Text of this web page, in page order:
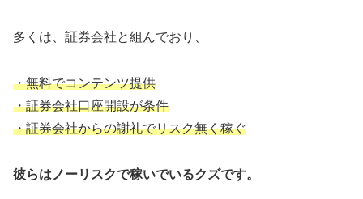
多くは、証券会社と組んでおり、
・無料でコンテンツ提供
・証券会社口座開設が条件
・証券会社からの謝礼でリスク無く稼ぐ
彼らはノーリスクで稼いでいるクズです。